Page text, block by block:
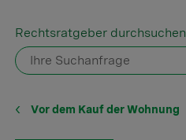
Rechtsratgeber durchsuchen
Vor dem Kauf der Wohnung